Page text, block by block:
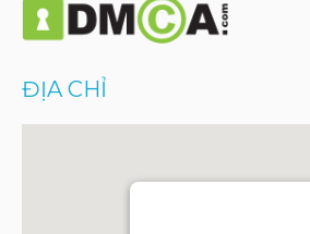
ĐỊA CHỈ